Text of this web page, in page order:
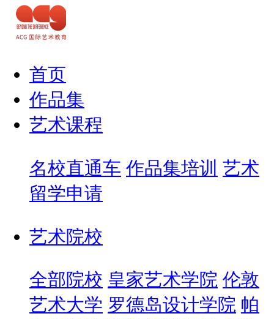
首页
作品集
艺术课程
名校直通车 作品集培训 艺术
留学申请
艺术院校
全部院校 皇家艺术学院 伦敦
艺术大学 罗德岛设计学院 帕